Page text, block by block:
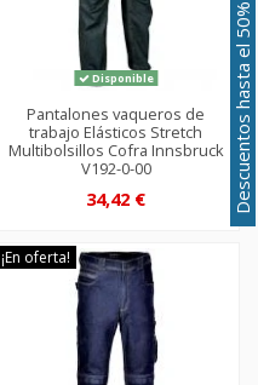
Disponible
Pantalones vaqueros de
trabajo Elásticos Stretch
Multibolsillos Cofra Innsbruck
V192-0-00
34,42 €
¡En oferta!
Descuentos hasta el 50%